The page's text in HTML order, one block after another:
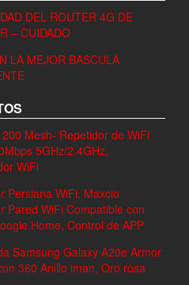
DEL ROUTER 4G DE
– CUIDADO
LA MEJOR BASCULA
Mesh- Repetidor de WiFi
5GHz/2.4GHz,
WiFi
Persiana WiFi, Maxcio
Pared WiFi Compatible con
Home, Control de APP
Samsung Galaxy A20e Armor
360 Anillo iman, Oro rosa